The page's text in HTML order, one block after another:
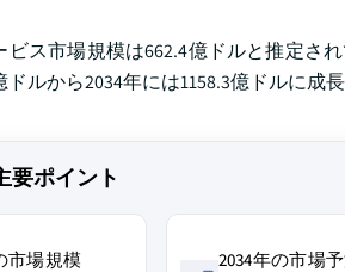
ス市場規模は662.4億ドルと推定さ
ルから2034年には1158.3億ドルに成
要ポイント
市場規模 2034年の市場